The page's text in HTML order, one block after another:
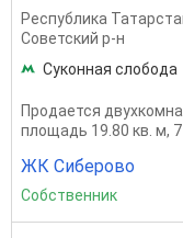
Республика
Советский р-н
Суконная слобода
Продается
площадь 19.80 кв. м,
ЖК Сиберово
Собственник